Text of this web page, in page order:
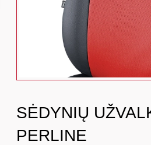
SĖDYNIŲ
PERLINE